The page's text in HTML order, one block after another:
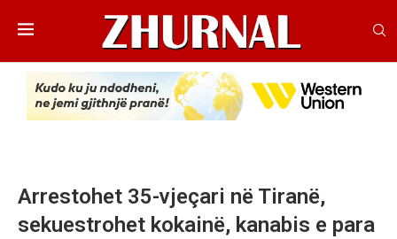
Arrestohet 35-vjeçari në Tiranë,
sekuestrohet kokainë, kanabis e para